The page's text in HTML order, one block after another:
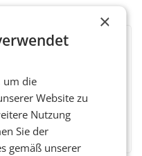
XING Teilen
×
um die
Website zu
Nutzung
Sie der
gemäß unserer